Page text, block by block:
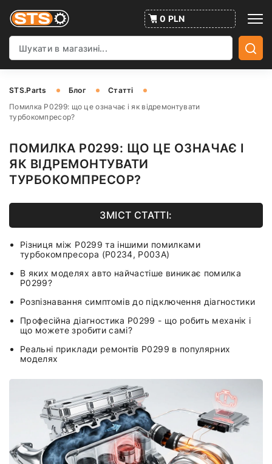
0 PLN
STS.Parts Блог
Статті
Помилка P0299: що це означає і як відремонтувати
турбокомпресор?
ПОМИЛКА P0299: ЩО ЦЕ ОЗНАЧАЄ І
ЯК ВІДРЕМОНТУВАТИ
ТУРБОКОМПРЕСОР?
ЗМІСТ СТАТТІ:
Різниця між P0299 та іншими помилками
турбокомпресора (P0234, P003A)
В яких моделях авто найчастіше виникає помилка
P0299?
Розпізнавання симптомів до підключення діагностики
Професійна діагностика P0299 - що робить механік і
що можете зробити самі?
Реальні приклади ремонтів P0299 в популярних
моделях